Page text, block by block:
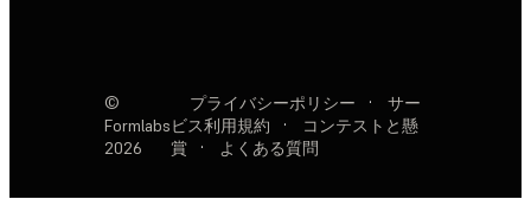
©
Formlabs
2026
プライバシーポリシー ·
サー
ビス利用規約
·
コンテストと懸
賞
· よくある質問